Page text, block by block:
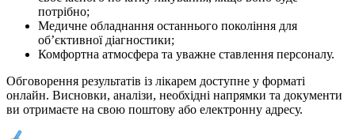
потрібно;
Медичне обладнання останнього покоління для
об’єктивної діагностики;
Комфортна атмосфера та уважне ставлення персоналу.
Обговорення результатів із лікарем доступне у форматі
онлайн. Висновки, аналізи, необхідні напрямки та документи
ви отримаєте на свою поштову або електронну адресу.